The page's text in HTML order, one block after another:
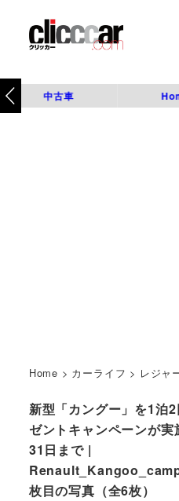
中古車
Home > カーライフ > レジャ
新型「カングー」を1泊
ゼントキャンペーンが
31日まで |
枚目の写真（全6枚）